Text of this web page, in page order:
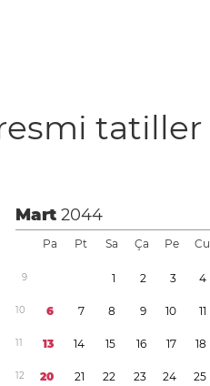
Mart2044
Pa Pt Sa Ça Pe Cu
9 1 2 3 4
10 6 7 8 9 10 11
11 13 14 15 16 17 18
12 20 21 22 23 24 25